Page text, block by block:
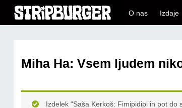
O nas Izdaje
Miha Ha: Vsem ljudem
Izdelek “Saša Kerkoš: Fimipidipi in pot do